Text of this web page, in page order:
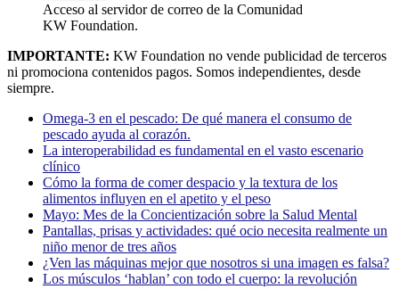
Acceso al servidor de correo de la Comunidad
KW Foundation.
IMPORTANTE: KW Foundation no vende publicidad de terceros
ni promociona contenidos pagos. Somos independientes, desde
siempre.
Omega-3 en el pescado: De qué manera el consumo de
pescado ayuda al corazón.
La interoperabilidad es fundamental en el vasto escenario
clínico
Cómo la forma de comer despacio y la textura de los
alimentos influyen en el apetito y el peso
Mayo: Mes de la Concientización sobre la Salud Mental
Pantallas, prisas y actividades: qué ocio necesita realmente un
niño menor de tres años
¿Ven las máquinas mejor que nosotros si una imagen es falsa?
Los músculos ‘hablan’ con todo el cuerpo: la revolución